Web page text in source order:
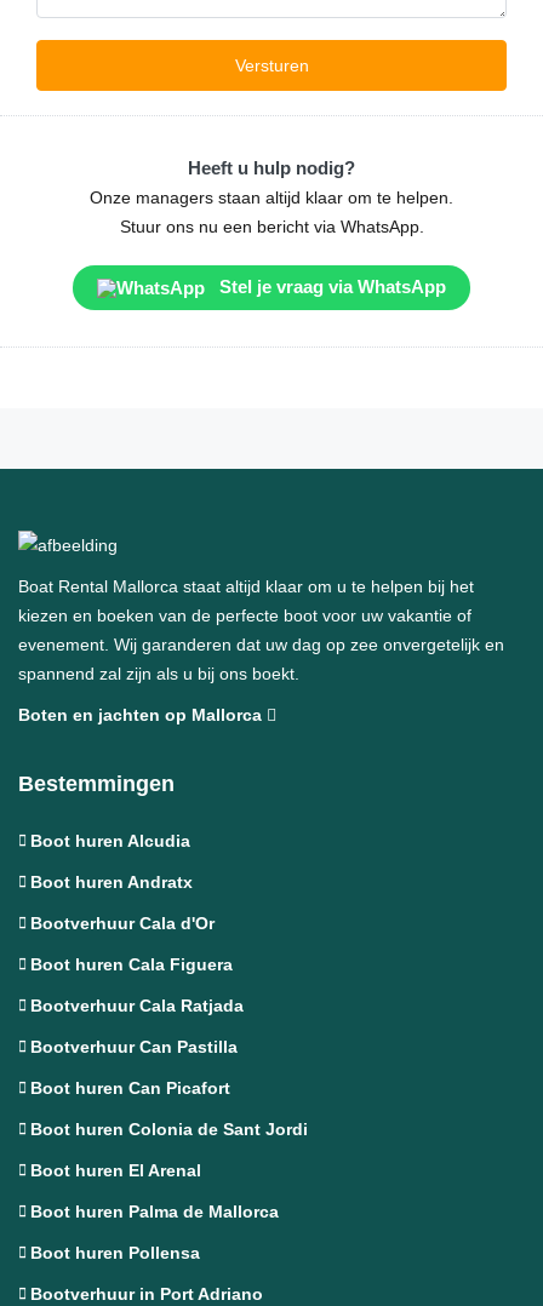
Heeft u hulp nodig?
Onze managers staan altijd klaar om te helpen.
Stuur ons nu een bericht via WhatsApp.
Stel je vraag via WhatsApp
Boat Rental Mallorca staat altijd klaar om u te helpen bij het
kiezen en boeken van de perfecte boot voor uw vakantie of
evenement. Wij garanderen dat uw dag op zee onvergetelijk en
spannend zal zijn als u bij ons boekt.
Boten en jachten op Mallorca
Bestemmingen
Boot huren Alcudia
Boot huren Andratx
Bootverhuur Cala d'Or
Boot huren Cala Figuera
Bootverhuur Cala Ratjada
Bootverhuur Can Pastilla
Boot huren Can Picafort
Boot huren Colonia de Sant Jordi
Boot huren El Arenal
Boot huren Palma de Mallorca
Boot huren Pollensa
Bootverhuur in Port Adriano